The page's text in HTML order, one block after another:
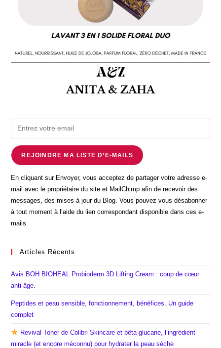
REJOINDRE MA LISTE D’E-MAILS
En cliquant sur Envoyer, vous acceptez de partager votre adresse e-
mail avec le propriétaire du site et MailChimp afin de recevoir des
messages, des mises à jour du Blog. Vous pouvez vous désabonner
à tout moment à l’aide du lien correspondant disponible dans ces e-
mails.
Articles Récents
Avis BOH BIOHEAL Probioderm 3D Lifting Cream : coup de cœur
anti-âge.
Peptides et peau sensible, fonctionnement, bénéfices. Un guide
complet
Revival Toner de Colibri Skincare et bêta-glucane, l’ingrédient
miracle (et encore méconnu) pour hydrater la peau sèche